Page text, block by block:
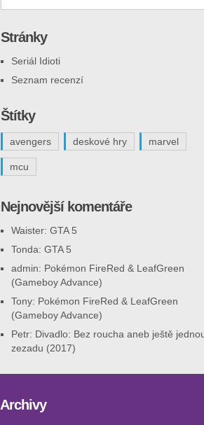
Stránky
Seriál Idioti
Seznam recenzí
Štítky
avengers deskové hry marvel
mcu
Nejnovější komentáře
Waister: GTA 5
Tonda: GTA 5
admin: Pokémon FireRed & LeafGreen
(Gameboy Advance)
Tony: Pokémon FireRed & LeafGreen
(Gameboy Advance)
Petr: Divadlo: Bez roucha aneb ještě
zezadu (2017)
Archivy